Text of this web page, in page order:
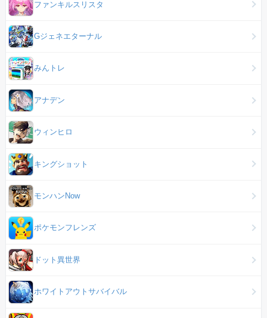
ファンキルスリスタ
Gジェネエターナル
みんトレ
アナデン
ウィンヒロ
キングショット
モンハンNow
ポケモンフレンズ
ドット異世界
ホワイトアウトサバイバル